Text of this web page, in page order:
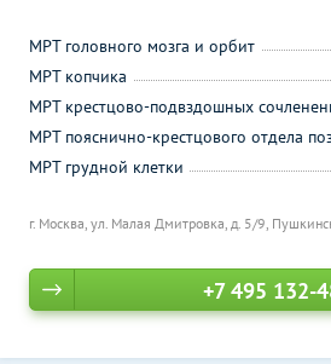
г. Москва, ул. Малая Дмитровка, д. 5/9,
МРТ головного мозга и орбит
МРТ копчика
МРТ крестцово-подвздошных
МРТ пояснично-крестцового отдела
МРТ грудной клетки
+7 495 132-